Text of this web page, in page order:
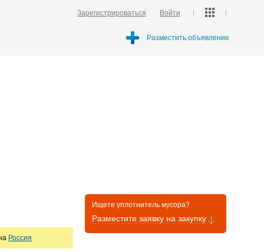
Зарегистрироваться Войти
Разместить объявление
Россия
Ищете уплотнитель мусора?
Разместите заявку на закупку